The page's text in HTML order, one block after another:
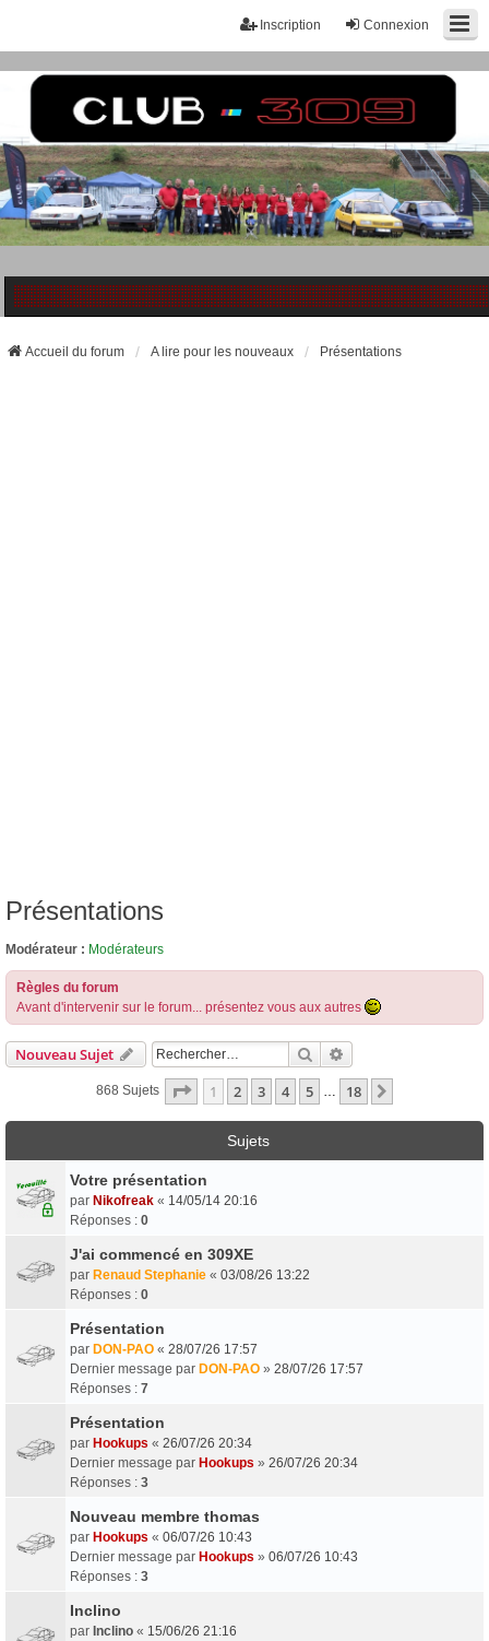
Connexion
Inscription
Accueil du forum A lire pour les nouveaux Présentations
Présentations
Modérateur : Modérateurs
Règles du forum
Avant d'intervenir sur le forum... présentez vous aux autres
Nouveau Sujet Rechercher
868 Sujets Page 1Sur
1 2 3 4 5 … 18
Sujets
Votre présentation
par Nikofreak « 14/05/14 20:16
Réponses : 0
J'ai commencé en 309XE
par Renaud Stephanie « 03/08/26 13:22
Réponses : 0
Présentation
par DON-PAO « 28/07/26 17:57
Dernier message par DON-PAO » 28/07/26 17:57
Réponses : 7
Présentation
par Hookups « 26/07/26 20:34
Dernier message par Hookups » 26/07/26 20:34
Réponses : 3
Nouveau membre thomas
par Hookups « 06/07/26 10:43
Dernier message par Hookups » 06/07/26 10:43
Réponses : 3
Inclino
par Inclino « 15/06/26 21:16